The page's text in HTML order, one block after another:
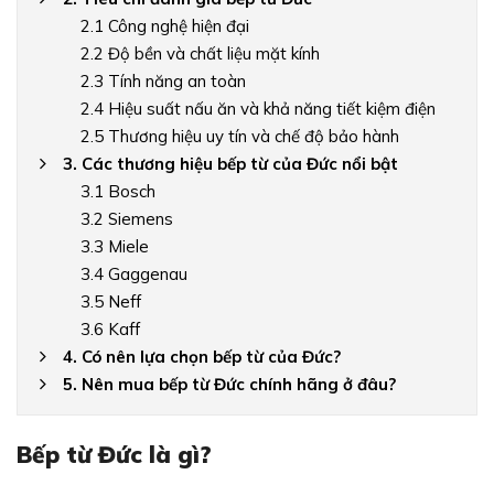
2.1 Công nghệ hiện đại
2.2 Độ bền và chất liệu mặt kính
2.3 Tính năng an toàn
2.4 Hiệu suất nấu ăn và khả năng tiết kiệm điện
2.5 Thương hiệu uy tín và chế độ bảo hành
3. Các thương hiệu bếp từ của Đức nổi bật
3.1 Bosch
3.2 Siemens
3.3 Miele
3.4 Gaggenau
3.5 Neff
3.6 Kaff
4. Có nên lựa chọn bếp từ của Đức?
5. Nên mua bếp từ Đức chính hãng ở đâu?
Bếp từ Đức là gì?